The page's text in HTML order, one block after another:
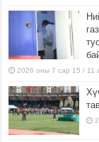
2026 оны 7 сар 15 / 11